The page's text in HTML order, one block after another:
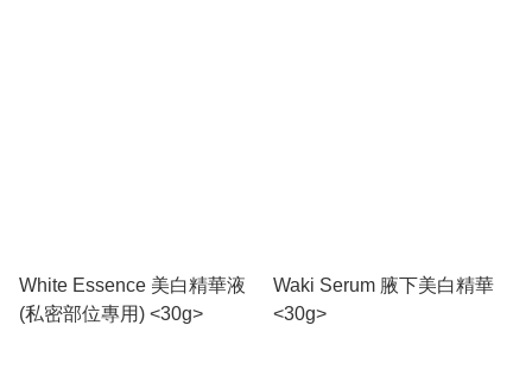
White Essence 美白精華液
(私密部位專用) <30g>
Waki Serum 腋下美白精華
<30g>